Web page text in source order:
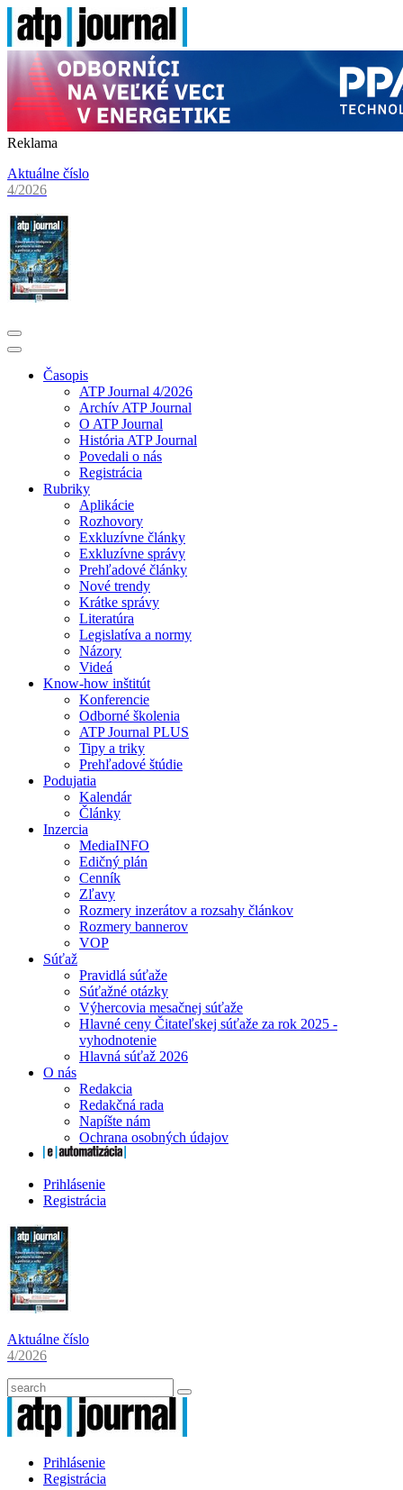
Reklama
Aktuálne číslo
4/2026
Časopis
ATP Journal 4/2026
Archív ATP Journal
O ATP Journal
História ATP Journal
Povedali o nás
Registrácia
Rubriky
Aplikácie
Rozhovory
Exkluzívne články
Exkluzívne správy
Prehľadové články
Nové trendy
Krátke správy
Literatúra
Legislatíva a normy
Názory
Videá
Know-how inštitút
Konferencie
Odborné školenia
ATP Journal PLUS
Tipy a triky
Prehľadové štúdie
Podujatia
Kalendár
Články
Inzercia
MediaINFO
Edičný plán
Cenník
Zľavy
Rozmery inzerátov a rozsahy článkov
Rozmery bannerov
VOP
Súťaž
Pravidlá súťaže
Súťažné otázky
Výhercovia mesačnej súťaže
Hlavné ceny Čitateľskej súťaže za rok 2025 -
vyhodnotenie
Hlavná súťaž 2026
O nás
Redakcia
Redakčná rada
Napíšte nám
Ochrana osobných údajov
Prihlásenie
Registrácia
Aktuálne číslo
4/2026
Prihlásenie
Registrácia